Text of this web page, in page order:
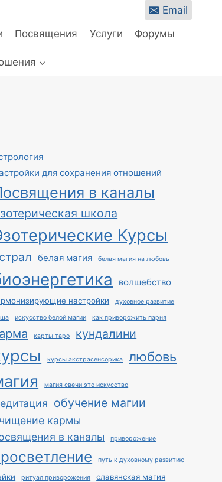
Email
Посвящения Услуги Форумы
для сохранения отношений
в каналы
школа
Курсы
белая магия белая магия на любовь
волшебство
настройки духовное развитие
искусство белой магии как приворожить парня
карты таро кундалини
курсы экстрасенсорика любовь
магия свечи это искусство
обучение магии
кармы
в каналы
приворожение
путь к духовному развитию
ритуал приворожения
славянская магия